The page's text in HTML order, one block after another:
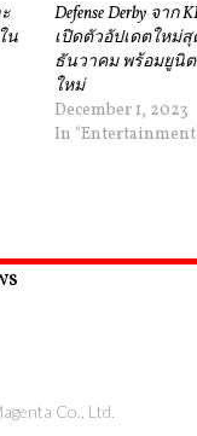
น
Defense Derby จาก
เปิดตัวอัปเดตใหม่
ธันวาคม พร้อมยูนิ
ใหม่
December 1, 2023
In
Co., Ltd.